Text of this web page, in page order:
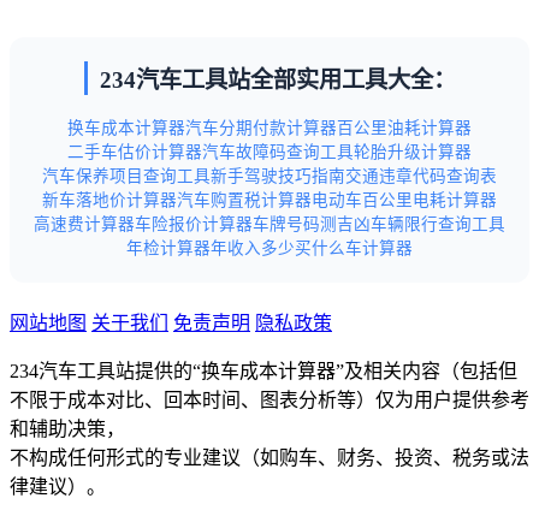
234汽车工具站全部实用工具大全：
换车成本计算器汽车分期付款计算器百公里油耗计算器
二手车估价计算器汽车故障码查询工具轮胎升级计算器
汽车保养项目查询工具新手驾驶技巧指南交通违章代码查询表
新车落地价计算器汽车购置税计算器电动车百公里电耗计算器
高速费计算器车险报价计算器车牌号码测吉凶车辆限行查询工具
年检计算器年收入多少买什么车计算器
网站地图 关于我们 免责声明 隐私政策
234汽车工具站提供的“换车成本计算器”及相关内容（包括但
不限于成本对比、回本时间、图表分析等）仅为用户提供参考
和辅助决策，
不构成任何形式的专业建议（如购车、财务、投资、税务或法
律建议）。